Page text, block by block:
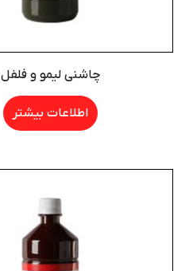
چاشنی لیمو و فلفل
اطلاعات بیشتر